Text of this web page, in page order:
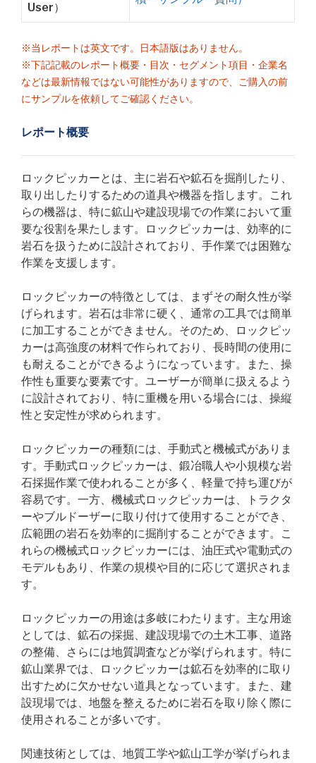
User）
※当レポートは英文です。日本語版はありません。
※下記記載のレポート概要・目次・セグメント項目・企業名
などは最新情報ではない可能性がありますので、ご購入の前
にサンプルを依頼してご確認ください。
レポート概要
ロックピッカーとは、主に岩石や鉱石を掘削したり、
取り出したりするための道具や機器を指します。これ
らの機器は、特に鉱山や建設現場での作業において重
要な役割を果たします。ロックピッカーは、効率的に
岩石を扱うために設計されており、手作業では困難な
作業を支援します。
ロックピッカーの特徴としては、まずその耐久性が挙
げられます。岩石は非常に硬く、通常の工具では簡単
に加工することができません。そのため、ロックピッ
カーは高強度の材料で作られており、長時間の使用に
も耐えることができるようになっています。また、操
作性も重要な要素です。ユーザーが簡単に扱えるよう
に設計されており、特に重機を用いる場合には、操縦
性と安定性が求められます。
ロックピッカーの種類には、手動式と機械式がありま
す。手動式ロックピッカーは、鍛冶職人や小規模な岩
石採掘作業で使われることが多く、軽量で持ち運びが
容易です。一方、機械式ロックピッカーは、トラクタ
ーやブルドーザーに取り付けて使用することができ、
広範囲の岩石を効率的に掘削することができます。こ
れらの機械式ロックピッカーには、油圧式や電動式の
モデルもあり、作業の規模や目的に応じて選択されま
す。
ロックピッカーの用途は多岐にわたります。主な用途
としては、鉱石の採掘、建設現場での土木工事、道路
の整備、さらには地質調査などが挙げられます。特に
鉱山業界では、ロックピッカーは鉱石を効率的に取り
出すために欠かせない道具となっています。また、建
設現場では、地盤を整えるために岩石を取り除く際に
使用されることが多いです。
関連技術としては、地質工学や鉱山工学が挙げられま